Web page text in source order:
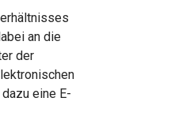
an die
der
eine E-